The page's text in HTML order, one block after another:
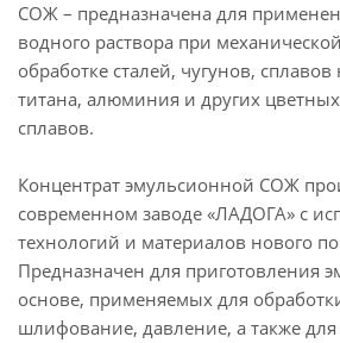
СОЖ – предназначена для
водного раствора при
обработке сталей, чугунов,
титана, алюминия и других
сплавов.
Концентрат эмульсионной СОЖ
современном заводе «ЛАДОГА» с
технологий и материалов нового
Предназначен для приготовления
основе, применяемых для
шлифование, давление, а также